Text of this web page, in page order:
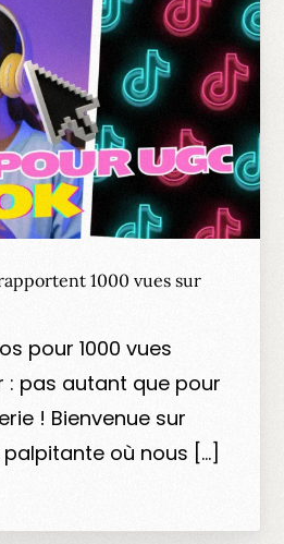
1000 vues sur
pour 1000 vues
: pas autant que pour
! Bienvenue sur
où nous […]